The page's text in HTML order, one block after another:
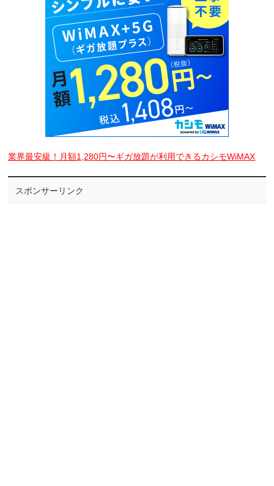
業界最安級！月額1,280円〜ギガ放題が利用できるカシモWiMAX
スポンサーリンク